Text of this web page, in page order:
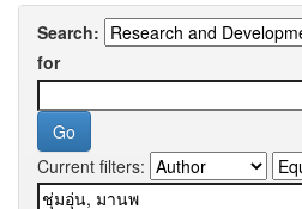
Search:
for
Current filters: